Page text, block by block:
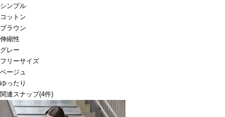
シンプル
コットン
ブラウン
伸縮性
グレー
フリーサイズ
ベージュ
ゆったり
関連スナップ(4件)